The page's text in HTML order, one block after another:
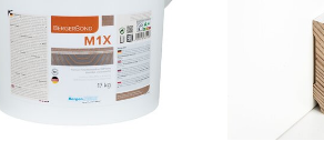
Warmwasser Fußbodenheizung:
Wohnräume:
Küche:
Badezimmer: